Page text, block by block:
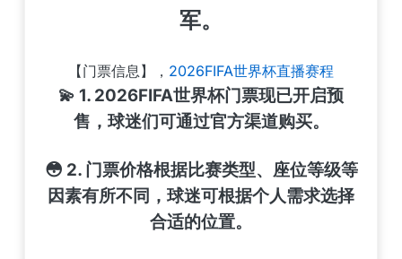
军。
【门票信息】， 2026FIFA世界杯直播赛程
💫 1. 2026FIFA世界杯门票现已开启预
售，球迷们可通过官方渠道购买。
😳 2. 门票价格根据比赛类型、座位等级等
因素有所不同，球迷可根据个人需求选择
合适的位置。